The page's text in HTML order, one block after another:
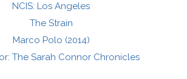
NCIS: Los Angeles
The Strain
Marco Polo (2014)
The Sarah Connor Chronicles